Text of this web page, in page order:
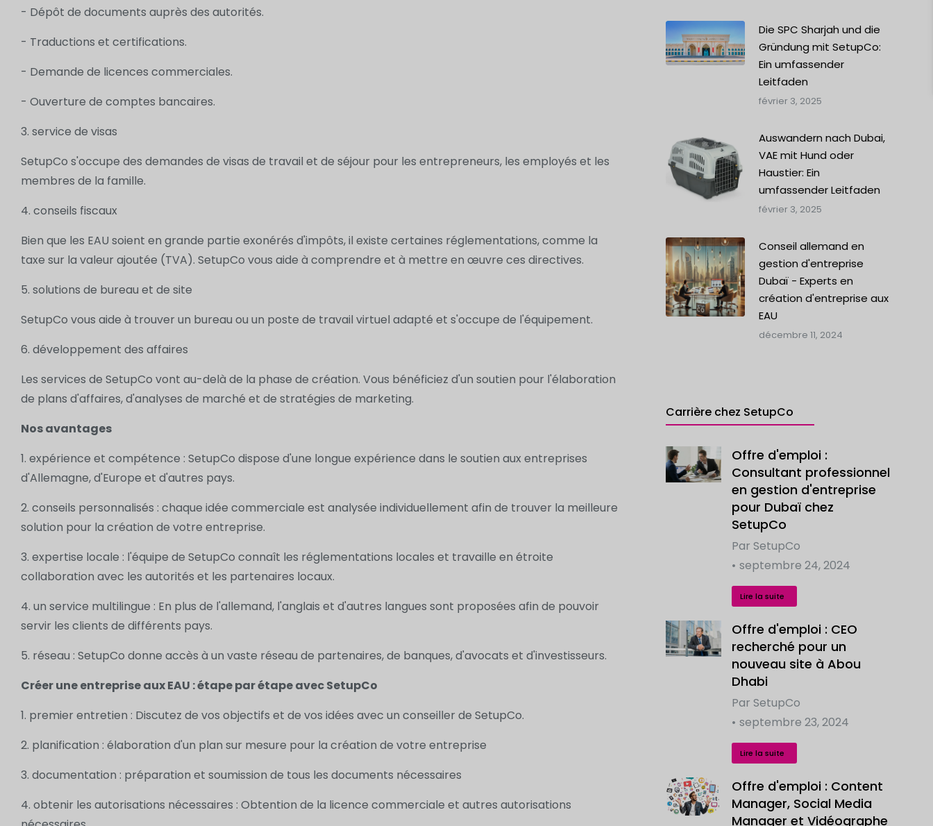
- Dépôt de documents auprès des autorités.
- Traductions et certifications.
- Demande de licences commerciales.
- Ouverture de comptes bancaires.
3. service de visas
SetupCo s'occupe des demandes de visas de travail et de séjour pour les entrepreneurs, les employés et les
membres de la famille.
4. conseils fiscaux
Bien que les EAU soient en grande partie exonérés d'impôts, il existe certaines réglementations, comme la
taxe sur la valeur ajoutée (TVA). SetupCo vous aide à comprendre et à mettre en œuvre ces directives.
5. solutions de bureau et de site
SetupCo vous aide à trouver un bureau ou un poste de travail virtuel adapté et s'occupe de l'équipement.
6. développement des affaires
Les services de SetupCo vont au-delà de la phase de création. Vous bénéficiez d'un soutien pour l'élaboration
de plans d'affaires, d'analyses de marché et de stratégies de marketing.
Nos avantages
1. expérience et compétence : SetupCo dispose d'une longue expérience dans le soutien aux entreprises
d'Allemagne, d'Europe et d'autres pays.
2. conseils personnalisés : chaque idée commerciale est analysée individuellement afin de trouver la meilleure
solution pour la création de votre entreprise.
3. expertise locale : l'équipe de SetupCo connaît les réglementations locales et travaille en étroite
collaboration avec les autorités et les partenaires locaux.
4. un service multilingue : En plus de l'allemand, l'anglais et d'autres langues sont proposées afin de pouvoir
servir les clients de différents pays.
5. réseau : SetupCo donne accès à un vaste réseau de partenaires, de banques, d'avocats et d'investisseurs.
Créer une entreprise aux EAU : étape par étape avec SetupCo
1. premier entretien : Discutez de vos objectifs et de vos idées avec un conseiller de SetupCo.
2. planification : élaboration d'un plan sur mesure pour la création de votre entreprise
3. documentation : préparation et soumission de tous les documents nécessaires
4. obtenir les autorisations nécessaires : Obtention de la licence commerciale et autres autorisations
Die SPC Sharjah und die
Gründung mit SetupCo:
Ein umfassender
Leitfaden
février 3, 2025
Auswandern nach Dubai,
VAE mit Hund oder
Haustier: Ein
umfassender Leitfaden
février 3, 2025
Conseil allemand en
gestion d'entreprise
Dubaï - Experts en
création d'entreprise aux
EAU
décembre 11, 2024
Carrière chez SetupCo
Offre d'emploi :
Consultant professionnel
en gestion d'entreprise
pour Dubaï chez
SetupCo
Par SetupCo
septembre 24, 2024
Lire la suite
Offre d'emploi : CEO
recherché pour un
nouveau site à Abou
Dhabi
Par SetupCo
septembre 23, 2024
Lire la suite
Offre d'emploi : Content
Manager, Social Media
Manager et Vidéographe